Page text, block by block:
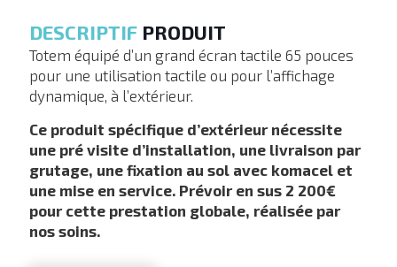
DESCRIPTIF PRODUIT
Totem équipé d’un grand écran tactile 65 pouces
pour une utilisation tactile ou pour l’affichage
dynamique, à l’extérieur.
Ce produit spécifique d’extérieur nécessite
une pré visite d’installation, une livraison par
grutage, une fixation au sol avec komacel et
une mise en service. Prévoir en sus 2 200€
pour cette prestation globale, réalisée par
nos soins.